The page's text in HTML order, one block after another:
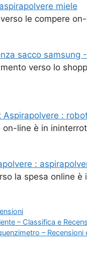
miele
le compere
sacco samsung
verso lo
Aspirapolvere :
on-line è in
:
la spesa online
– Classifica e
– Recensioni